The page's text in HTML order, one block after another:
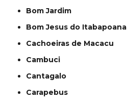
Bom Jardim
Bom Jesus do Itabapoana
Cachoeiras de Macacu
Cambuci
Cantagalo
Carapebus